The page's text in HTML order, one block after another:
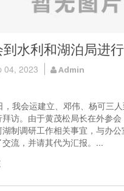
到水利和湖泊局进
04, 2023 Admin
，我会运建立、邓伟、杨可三
拜访。由于黄茂松局长在外参
制调研工作相关事宜，与办
流，并请其代为汇报。...